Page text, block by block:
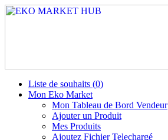
Liste de souhaits (0)
Mon Eko Market
Mon Tableau de Bord Vendeur
Ajouter un Produit
Mes Produits
Ajoutez Fichier Telechargé